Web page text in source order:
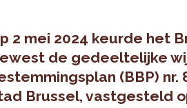
2 mei 2024 keurde het
de gedeeltelijke
(BBP)
Brussel, vastgesteld